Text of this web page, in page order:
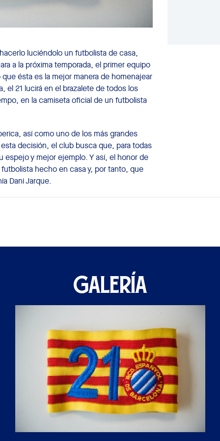
luciéndolo un futbolista de casa,
a la próxima temporada, el primer equipo
ésta es la mejor manera de homenajear
el 21 lucirá en el brazalete de todos los
en la camiseta oficial de un futbolista
así como uno de los más grandes
decisión, el club busca que, para todas
y mejor ejemplo. Y así, el honor de
hecho en casa y, por tanto, que
Dani Jarque.
GALERÍA